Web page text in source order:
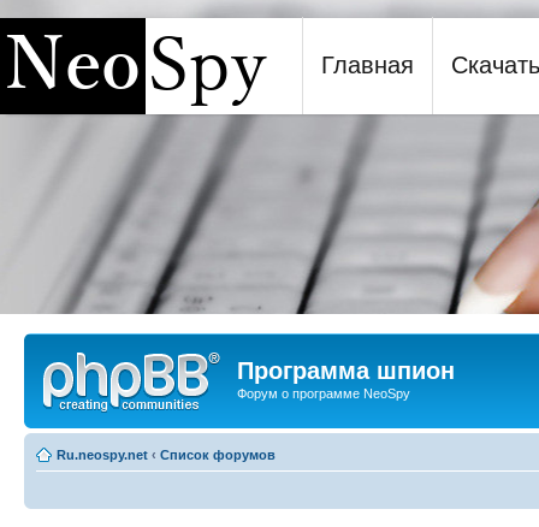
Программа шпион NeoSpy
Главная Скачать
Программа шпион
Форум о программе NeoSpy
Ru.neospy.net ‹ Список форумов